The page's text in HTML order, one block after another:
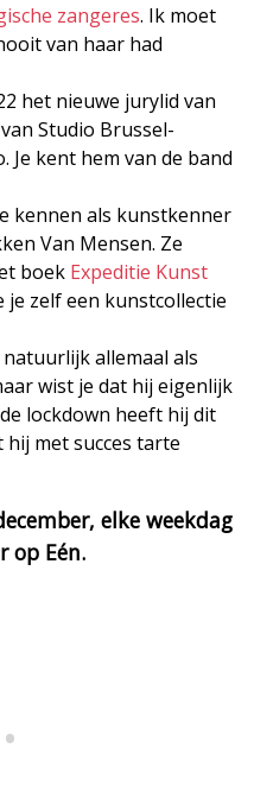
zangeres. Ik moet
van haar had
het nieuwe jurylid van
Studio Brussel-
Je kent hem van de band
kennen als kunstkenner
Van Mensen. Ze
boek Expeditie Kunst
zelf een kunstcollectie
allemaal als
wist je dat hij eigenlijk
lockdown heeft hij dit
met succes tarte
elke weekdag
op Eén.